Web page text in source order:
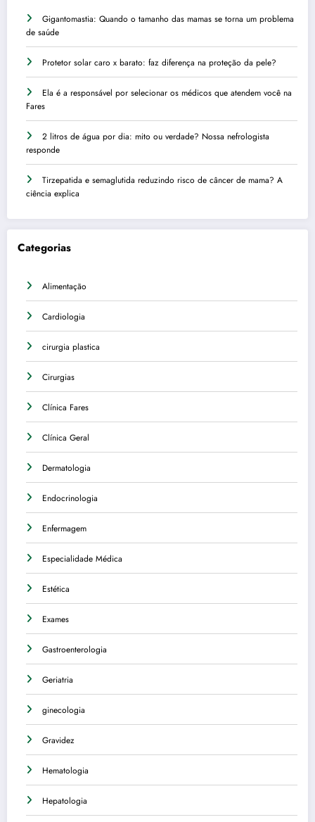
Gigantomastia: Quando o tamanho das mamas se torna um problema
de saúde
Protetor solar caro x barato: faz diferença na proteção da pele?
Ela é a responsável por selecionar os médicos que atendem você na
Fares
2 litros de água por dia: mito ou verdade? Nossa nefrologista
responde
Tirzepatida e semaglutida reduzindo risco de câncer de mama? A
ciência explica
Categorias
Alimentação
Cardiologia
cirurgia plastica
Cirurgias
Clínica Fares
Clínica Geral
Dermatologia
Endocrinologia
Enfermagem
Especialidade Médica
Estética
Exames
Gastroenterologia
Geriatria
ginecologia
Gravidez
Hematologia
Hepatologia